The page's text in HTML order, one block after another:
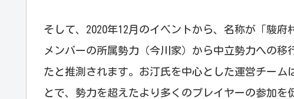
そして、2020年12月のイベントから、名称が「駿
メンバーの所属勢力（今川家）から中立勢力への
たと推測されます。お汀氏を中心とした運営チー
とで、勢力を超えたより多くのプレイヤーの参加を